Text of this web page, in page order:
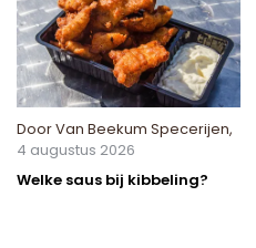
DoorVan Beekum Specerijen,
4 augustus 2026
Welke saus bij kibbeling?